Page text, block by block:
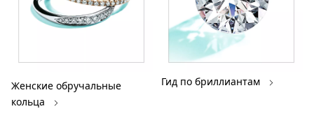
Женские обручальные
кольца
Гид по бриллиантам